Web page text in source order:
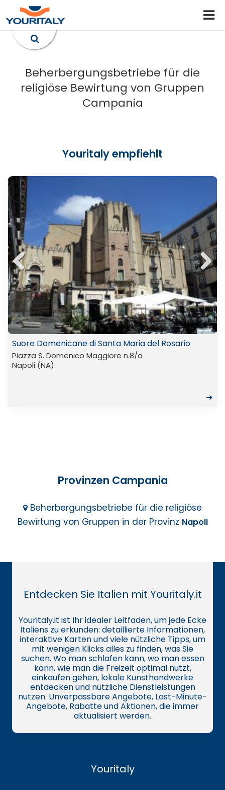
Beherbergungsbetriebe für die
religiöse Bewirtung von Gruppen
Campania
Youritaly empfiehlt
Previ
ous
Next
Suore Domenicane di Santa Maria del Rosario
Piazza S. Domenico Maggiore n.8/a
Napoli (NA)
➜
Provinzen Campania
Beherbergungsbetriebe für die religiöse
Bewirtung von Gruppen in der Provinz Napoli
Entdecken Sie Italien mit Youritaly.it
Youritaly.it ist Ihr idealer Leitfaden, um jede Ecke
Italiens zu erkunden: detaillierte Informationen,
interaktive Karten und viele nützliche Tipps, um
mit wenigen Klicks alles zu finden, was Sie
suchen. Wo man schlafen kann, wo man essen
kann, wie man die Freizeit optimal nutzt,
einkaufen gehen, lokale Kunsthandwerke
entdecken und nützliche Dienstleistungen
nutzen. Unverpassbare Angebote, Last-Minute-
Angebote, Rabatte und Aktionen, die immer
aktualisiert werden.
Youritaly